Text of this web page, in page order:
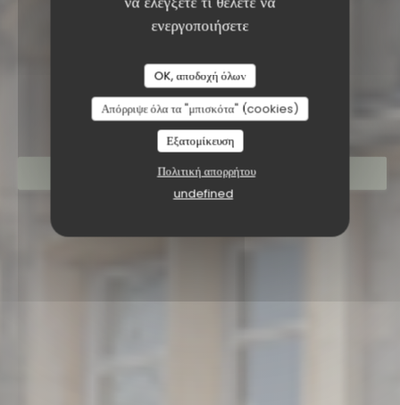
ενεργοποιήσετε
OK, αποδοχή όλων
Απόρριψε όλα τα "μπισκότα" (cookies)
Εξατομίκευση
Πολιτική απορρήτου
undefined
RESTAURANT SAISONS
ΚΆΝΤΕ ΚΡΆΤΗΣΗ ΤΡΑΠΕΖΙΟΎ